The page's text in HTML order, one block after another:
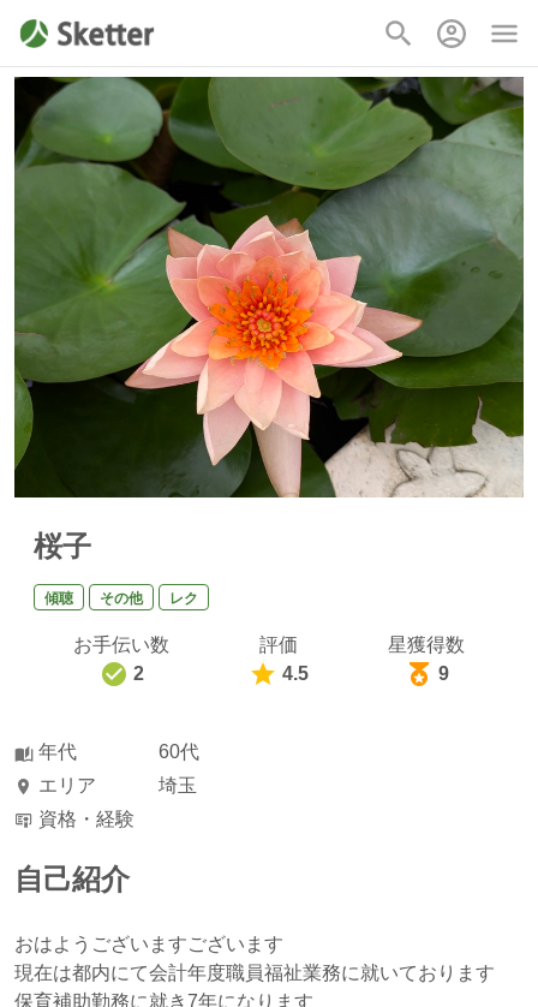
桜子
傾聴 その他 レク
お手伝い数
2
評価
4.5
星獲得数
9
年代
60代
エリア
埼玉
資格・経験
自己紹介
おはようございますございます
現在は都内にて会計年度職員福祉業務に就いております
保育補助勤務に就き7年になります